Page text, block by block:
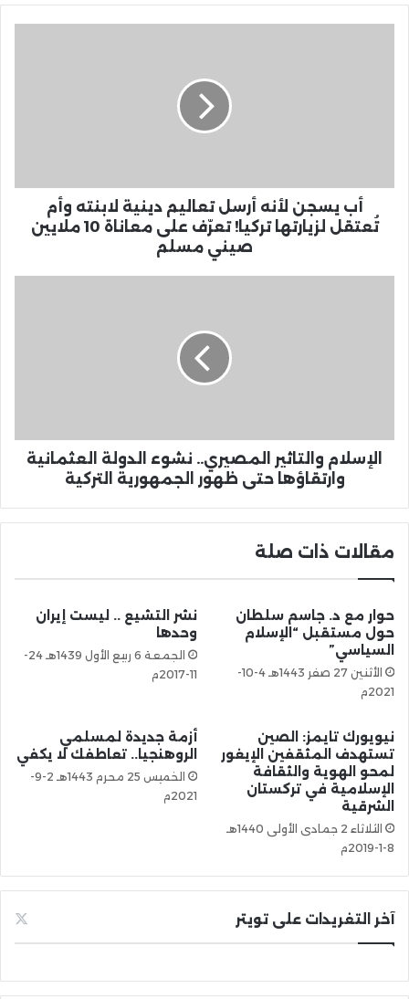
أب يسجن لأنه أرسل تعاليم دينية لابنته وأم
تُعتقل لزيارتها تركيا! تعرّف على معاناة 10 ملايين
صيني مسلم
الإسلام والتاثير المصيري.. نشوء الدولة العثمانية
وارتقاؤها حتى ظهور الجمهورية التركية
مقالات ذات صلة
حوار مع د. جاسم سلطان
حول مستقبل “الإسلام
السياسي”
الأثنين 27 صفر 1443هـ 4-10-
2021م
نشر التشيع .. ليست إيران
وحدها
الجمعة 6 ربيع الأول 1439هـ 24-
11-2017م
نيويورك تايمز: الصين
تستهدف المثقفين الإيغور
لمحو الهوية والثقافة
الإسلامية في تركستان
الشرقية
الثلاثاء 2 جمادى الأولى 1440هـ
8-1-2019م
أزمة جديدة لمسلمي
الروهنجيا.. تعاطفك لا يكفي
الخميس 25 محرم 1443هـ 2-9-
2021م
آخر التغريدات على تويتر